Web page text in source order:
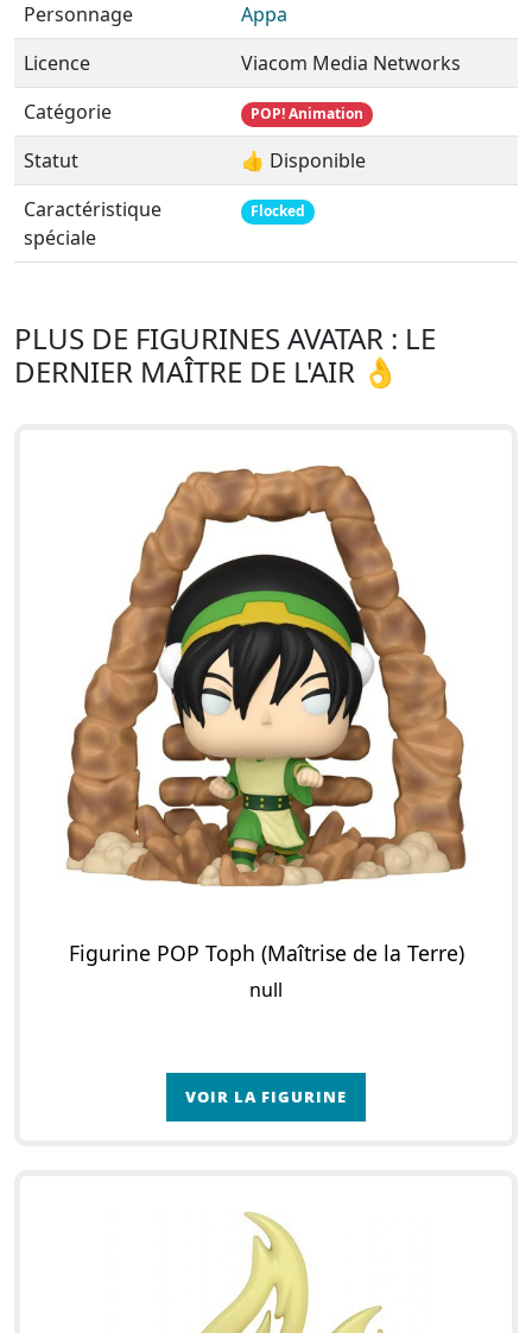
Personnage
Appa
Licence
Viacom Media Networks
Catégorie
POP! Animation
Statut
👍 Disponible
Caractéristique
spéciale
Flocked
PLUS DE FIGURINES AVATAR : LE
DERNIER MAÎTRE DE L'AIR 👌
Figurine POP Toph (Maîtrise de la Terre)
null
VOIR LA FIGURINE